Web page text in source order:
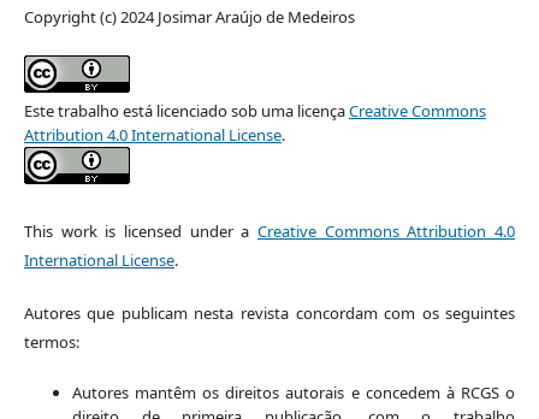
Copyright (c) 2024 Josimar Araújo de Medeiros
Este trabalho está licenciado sob uma licençaCreative Commons
Attribution 4.0 International License.
This work is licensed under aCreative Commons Attribution 4.0
International License.
Autores que publicam nesta revista concordam com os seguintes
termos:
Autores mantêm os direitos autorais e concedem à RCGS o